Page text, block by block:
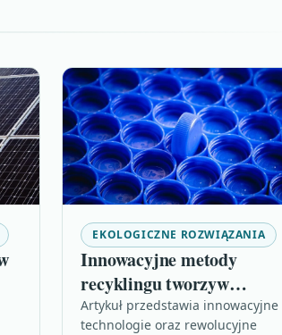
EKOLOGICZNE ROZWIĄZANIA
Innowacyjne metody
recyklingu tworzyw
sztucznych
Artykuł przedstawia innowacyjne
technologie oraz rewolucyjne